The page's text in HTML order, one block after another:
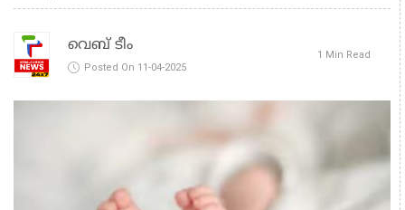
വെബ് ടീം
Posted On 11-04-2025
1 Min Read